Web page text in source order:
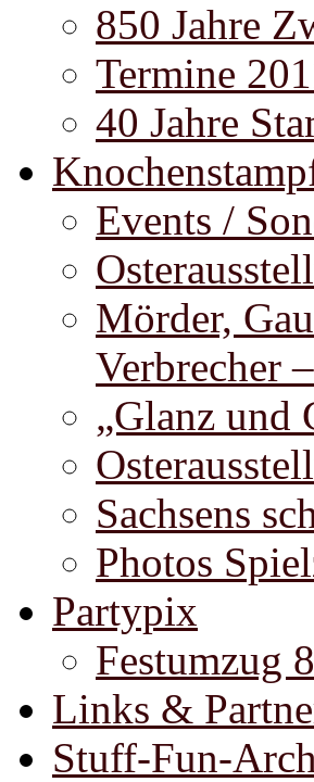
850 Jahre
Termine
40 Jahre
Events /
Mörder,
Verbrecher
„Glanz und
Sachsens
Photos
Partypix
Festumzug
Links &
Stuff-Fun-